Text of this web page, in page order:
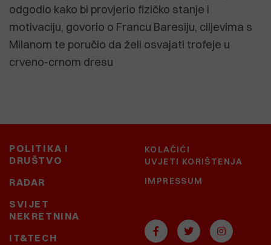
odgodio kako bi provjerio fizičko stanje i
motivaciju, govorio o Francu Baresiju, ciljevima s
Milanom te poručio da želi osvajati trofeje u
crveno-crnom dresu
POLITIKA I
DRUŠTVO
RADAR
SVIJET
NEKRETNINA
IT&TECH
KOLAČIĆI
UVJETI KORIŠTENJA
IMPRESSUM